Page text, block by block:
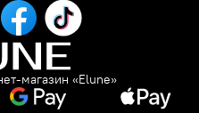
магазин «Elune»